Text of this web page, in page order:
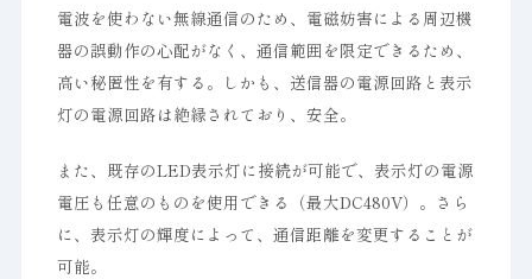
電波を使わない無線通信のため、電磁妨害による周辺機
器の誤動作の心配がなく、通信範囲を限定できるため、
高い秘匿性を有する。しかも、送信器の電源回路と表示
灯の電源回路は絶縁されており、安全。
また、既存のLED表示灯に接続が可能で、表示灯の電源
電圧も任意のものを使用できる（最大DC480V）。さら
に、表示灯の輝度によって、通信距離を変更することが
可能。